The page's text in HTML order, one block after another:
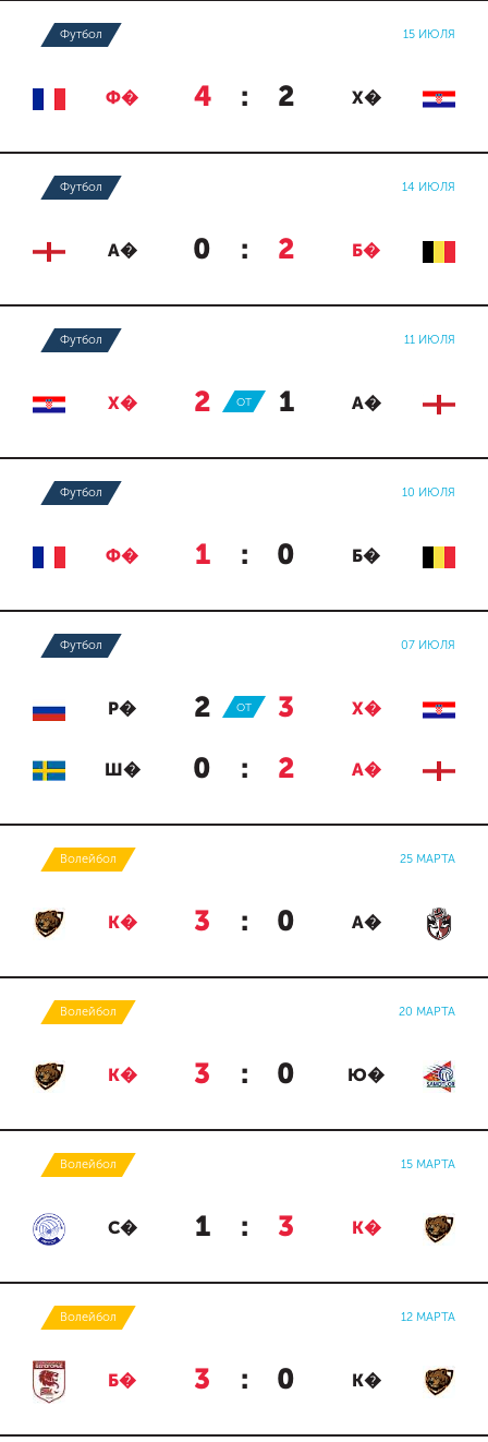
Футбол 15 ИЮЛЯ
Ф� 4 : 2 Х�
Футбол 14 ИЮЛЯ
А� 0 : 2 Б�
Футбол 11 ИЮЛЯ
Х� 2 : 1 А�
ОТ
Футбол 10 ИЮЛЯ
Ф� 1 : 0 Б�
Футбол 07 ИЮЛЯ
Р� 2 : 3 Х�
ОТ
Ш� 0 : 2 А�
Волейбол 25 МАРТА
К� 3 : 0 А�
Волейбол 20 МАРТА
К� 3 : 0 Ю�
Волейбол 15 МАРТА
С� 1 : 3 К�
Волейбол 12 МАРТА
Б� 3 : 0 К�